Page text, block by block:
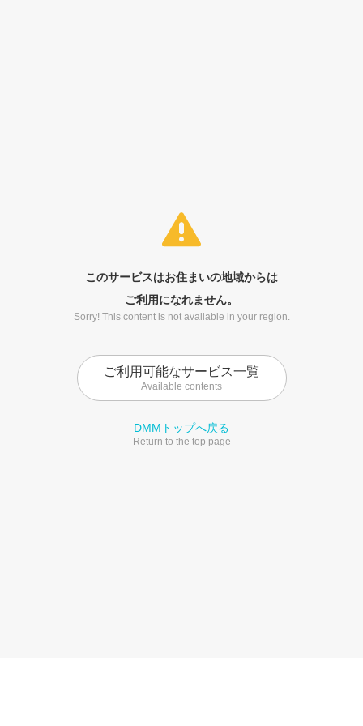
このサービスはお住まいの地域からは
ご利用になれません。
Sorry! This content is not available in your region.
ご利用可能なサービス一覧
Available contents
DMMトップへ戻る
Return to the top page